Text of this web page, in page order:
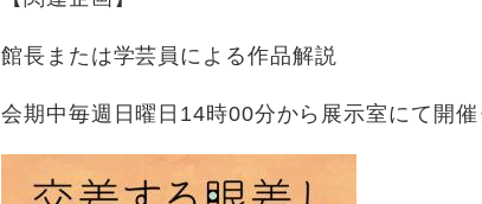
館長または学芸員による作品解説
会期中毎週日曜日14時00分から展示室にて開